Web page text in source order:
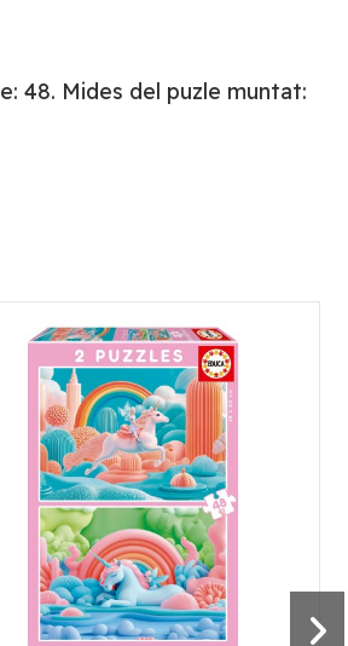
48. Mides del puzle muntat: